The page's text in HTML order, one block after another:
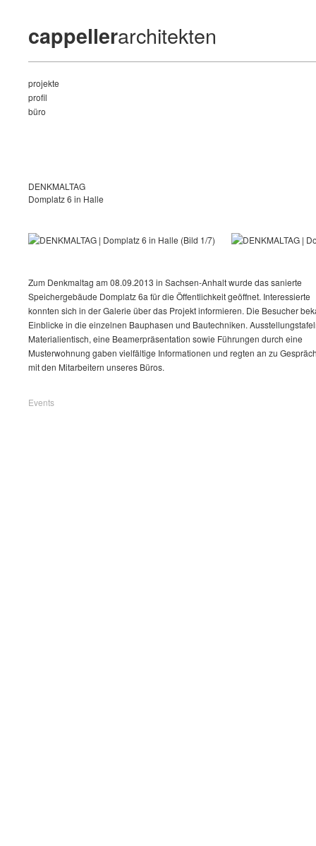
cappellerarchitekten
projekte
profil
büro
DENKMALTAG
Domplatz 6 in Halle
Zum Denkmaltag am 08.09.2013 in Sachsen-Anhalt wurde das sanierte
Speichergebäude Domplatz 6a für die Öffentlichkeit geöffnet. Interessierte
konnten sich in der Galerie über das Projekt informieren. Die Besucher
Einblicke in die einzelnen Bauphasen und Bautechniken.
Materialientisch, eine Beamerpräsentation sowie Führungen durch eine
Musterwohnung gaben vielfältige Informationen und regten an zu
mit den Mitarbeitern unseres Büros.
Events